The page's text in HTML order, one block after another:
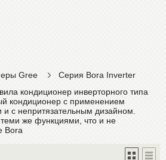
Gree
Серия Bora Inverter
кондиционер инверторного типа
кондиционер с применением
и с непритязательным дизайном.
же функциями, что и не
Bora